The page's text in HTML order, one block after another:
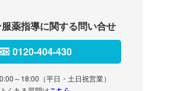
薬指導に関する問い合せ
0120-404-430
～18:00（平日・土日祝営業）